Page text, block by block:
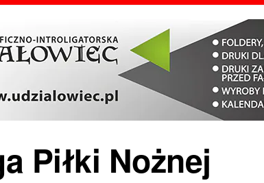
Piłki Nożnej